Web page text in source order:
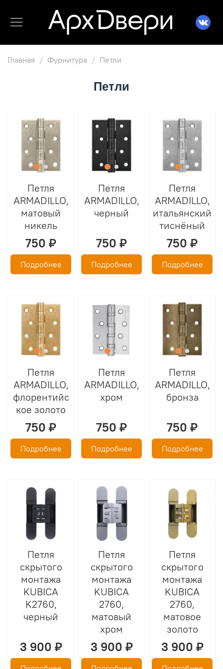
Главная Фурнитура Петли
Петли
Петля
ARMADILLO,
матовый
никель
750 ₽
Подробнее
Петля
ARMADILLO,
черный
750 ₽
Подробнее
Петля
ARMADILLO,
итальянский
тиснёный
750 ₽
Подробнее
Петля
ARMADILLO,
флорентийс
кое золото
750 ₽
Подробнее
Петля
ARMADILLO,
хром
750 ₽
Подробнее
Петля
ARMADILLO,
бронза
750 ₽
Подробнее
Петля
скрытого
монтажа
KUBICA
K2760,
черный
3 900 ₽
Петля
скрытого
монтажа
KUBICA
2760,
матовый
хром
3 900 ₽
Петля
скрытого
монтажа
KUBICA
2760,
матовое
золото
3 900 ₽